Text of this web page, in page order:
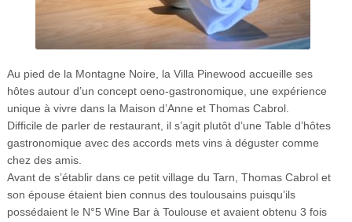
Au pied de la Montagne Noire, la Villa Pinewood accueille ses
hôtes autour d’un concept oeno-gastronomique, une expérience
unique à vivre dans la Maison d’Anne et Thomas Cabrol.
Difficile de parler de restaurant, il s’agit plutôt d’une Table d’hôtes
gastronomique avec des accords mets vins à déguster comme
chez des amis.
Avant de s’établir dans ce petit village du Tarn, Thomas Cabrol et
son épouse étaient bien connus des toulousains puisqu’ils
possédaient le N°5 Wine Bar à Toulouse et avaient obtenu 3 fois